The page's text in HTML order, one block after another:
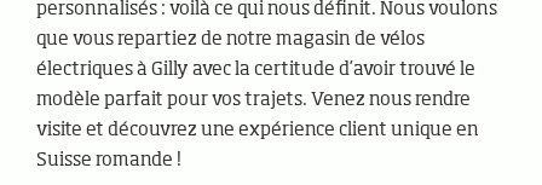
personnalisés : voilà ce qui nous définit. Nous voulons
que vous repartiez de notre magasin de vélos
électriques à Gilly avec la certitude d’avoir trouvé le
modèle parfait pour vos trajets. Venez nous rendre
visite et découvrez une expérience client unique en
Suisse romande !